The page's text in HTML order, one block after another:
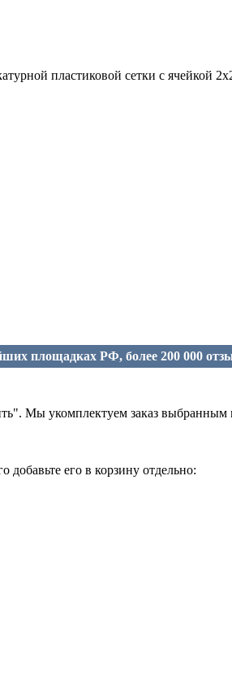
пластиковой сетки c ячейкой
площадках РФ, более 200 000
Мы укомплектуем заказ
его в корзину отдельно: